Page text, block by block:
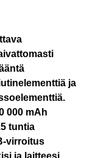
ja
000 mAh
tuntia
virroitus
ja laitteesi